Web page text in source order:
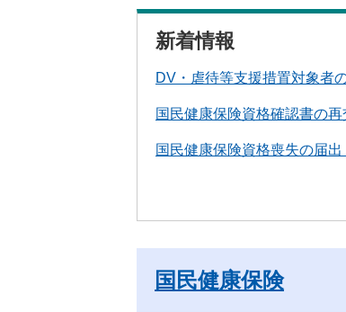
新着情報
DV・虐待等支援措置対象者
国民健康保険資格確認書の
国民健康保険資格喪失の届
国民健康保険